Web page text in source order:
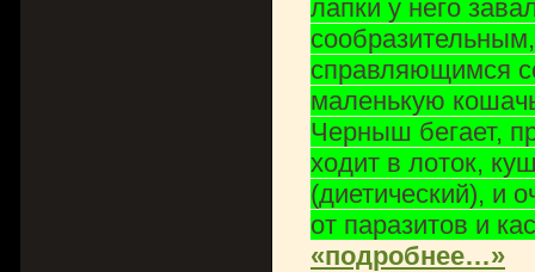
лапки у него
справляющимся
маленькую
Черныш бегает,
ходит в лоток,
(диетический), и
от паразитов и
«подробнее…»